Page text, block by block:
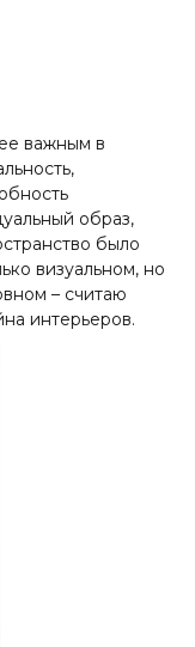
важным в
образ,
было
визуальном, но
– считаю
интерьеров.